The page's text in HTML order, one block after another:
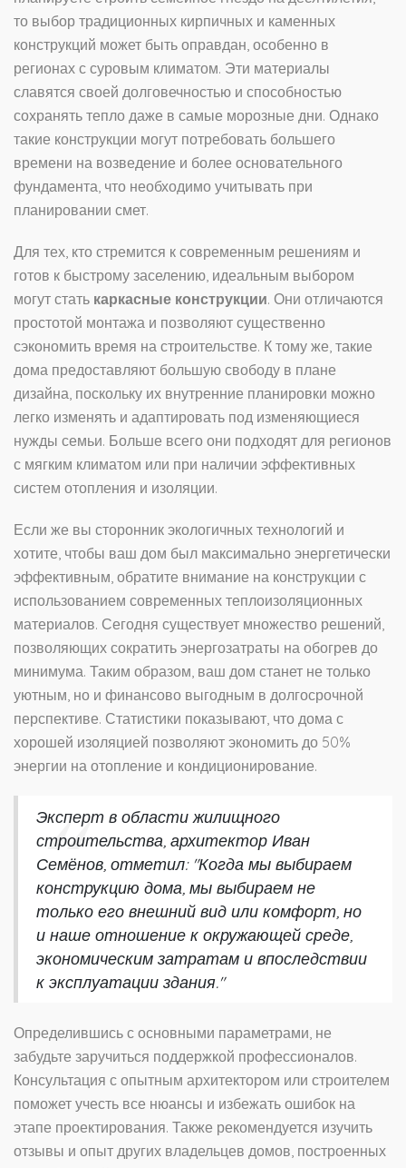
то выбор традиционных кирпичных и каменных
конструкций может быть оправдан, особенно в
регионах с суровым климатом. Эти материалы
славятся своей долговечностью и способностью
сохранять тепло даже в самые морозные дни. Однако
такие конструкции могут потребовать большего
времени на возведение и более основательного
фундамента, что необходимо учитывать при
планировании смет.
Для тех, кто стремится к современным решениям и
готов к быстрому заселению, идеальным выбором
могут стать каркасные конструкции. Они отличаются
простотой монтажа и позволяют существенно
сэкономить время на строительстве. К тому же, такие
дома предоставляют большую свободу в плане
дизайна, поскольку их внутренние планировки можно
легко изменять и адаптировать под изменяющиеся
нужды семьи. Больше всего они подходят для регионов
с мягким климатом или при наличии эффективных
систем отопления и изоляции.
Если же вы сторонник экологичных технологий и
хотите, чтобы ваш дом был максимально энергетически
эффективным, обратите внимание на конструкции с
использованием современных теплоизоляционных
материалов. Сегодня существует множество решений,
позволяющих сократить энергозатраты на обогрев до
минимума. Таким образом, ваш дом станет не только
уютным, но и финансово выгодным в долгосрочной
перспективе. Статистики показывают, что дома с
хорошей изоляцией позволяют экономить до 50%
энергии на отопление и кондиционирование.
Эксперт в области жилищного
строительства, архитектор Иван
Семёнов, отметил: "Когда мы выбираем
конструкцию дома, мы выбираем не
только его внешний вид или комфорт, но
и наше отношение к окружающей среде,
экономическим затратам и впоследствии
к эксплуатации здания."
Определившись с основными параметрами, не
забудьте заручиться поддержкой профессионалов.
Консультация с опытным архитектором или строителем
поможет учесть все нюансы и избежать ошибок на
этапе проектирования. Также рекомендуется изучить
отзывы и опыт других владельцев домов, построенных